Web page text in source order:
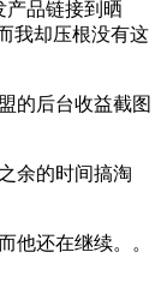
产品链接到晒
我却压根没有这
的后台收益截图
余的时间搞淘
他还在继续。。